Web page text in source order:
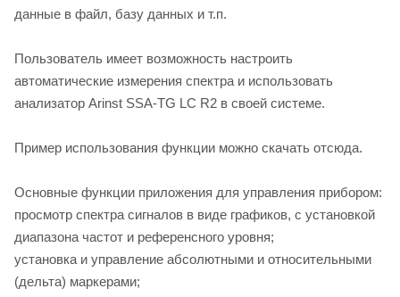
данные в файл, базу данных и т.п.
Пользователь имеет возможность настроить
автоматические измерения спектра и использовать
анализатор Arinst SSA-TG LC R2 в своей системе.
Пример использования функции можно скачать отсюда.
Основные функции приложения для управления прибором:
просмотр спектра сигналов в виде графиков, с установкой
диапазона частот и референсного уровня;
установка и управление абсолютными и относительными
(дельта) маркерами;